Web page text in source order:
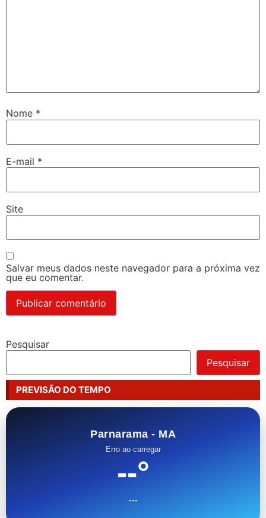
Nome *
E-mail *
Site
Salvar meus dados neste navegador para a próxima vez
que eu comentar.
Pesquisar
Pesquisar
PREVISÃO DO TEMPO
Parnarama - MA
Erro ao carregar
--°
...